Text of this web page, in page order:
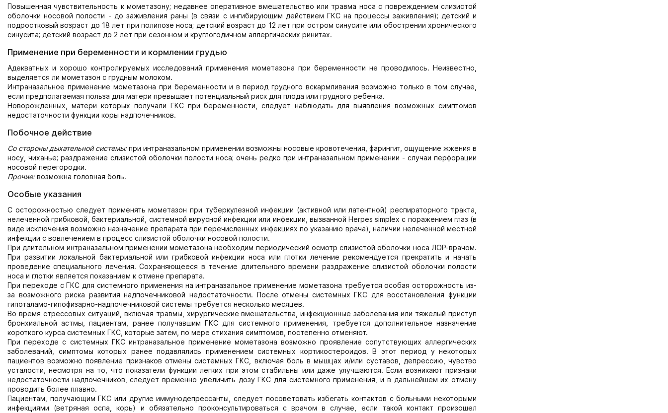
Повышенная чувствительность к мометазону; недавнее оперативное вмешательство или травма носа с повреждением слизистой
оболочки носовой полости - до заживления раны (в связи с ингибирующим действием ГКС на процессы заживления); детский и
подростковый возраст до 18 лет при полипозе носа; детский возраст до 12 лет при остром синусите или обострении хронического
синусита; детский возраст до 2 лет при сезонном и круглогодичном аллергических ринитах.
Применение при беременности и кормлении грудью
Адекватных и хорошо контролируемых исследований применения мометазона при беременности не проводилось. Неизвестно,
выделяется ли мометазон с грудным молоком.
Интраназальное применение мометазона при беременности и в период грудного вскармливания возможно только в том случае,
если предполагаемая польза для матери превышает потенциальный риск для плода или грудного ребенка.
Новорожденных, матери которых получали ГКС при беременности, следует наблюдать для выявления возможных симптомов
недостаточности функции коры надпочечников.
Побочное действие
Со стороны дыхательной системы:при интраназальном применении возможны носовые кровотечения, фарингит, ощущение жжения в
носу, чиханье; раздражение слизистой оболочки полости носа; очень редко при интраназальном применении - случаи перфорации
носовой перегородки.
Прочие:возможна головная боль.
Особые указания
С осторожностью следует применять мометазон при туберкулезной инфекции (активной или латентной) респираторного тракта,
нелеченной грибковой, бактериальной, системной вирусной инфекции или инфекции, вызванной Herpes simplex с поражением глаз (в
виде исключения возможно назначение препарата при перечисленных инфекциях по указанию врача), наличии нелеченной местной
инфекции с вовлечением в процесс слизистой оболочки носовой полости.
При длительном интраназальном применении мометазона необходим периодический осмотр слизистой оболочки носа ЛОР-врачом.
При развитии локальной бактериальной или грибковой инфекции носа или глотки лечение рекомендуется прекратить и начать
проведение специального лечения. Сохраняющееся в течение длительного времени раздражение слизистой оболочки полости
носа и глотки является показанием к отмене препарата.
При переходе с ГКС для системного применения на интраназальное применение мометазона требуется особая осторожность из-
за возможного риска развития надпочечниковой недостаточности. После отмены системных ГКС для восстановления функции
гипоталамо-гипофизарно-надпочечниковой системы требуется несколько месяцев.
Во время стрессовых ситуаций, включая травмы, хирургические вмешательства, инфекционные заболевания или тяжелый приступ
бронхиальной астмы, пациентам, ранее получавшим ГКС для системного применения, требуется дополнительное назначение
короткого курса системных ГКС, которые затем, по мере стихания симптомов, постепенно отменяют.
При переходе с системных ГКС интраназальное применение мометазона возможно проявление сопутствующих аллергических
заболеваний, симптомы которых ранее подавлялись применением системных кортикостероидов. В этот период у некоторых
пациентов возможно появление признаков отмены системных ГКС, включая боль в мышцах и/или суставов, депрессию, чувство
усталости, несмотря на то, что показатели функции легких при этом стабильны или даже улучшаются. Если возникают признаки
недостаточности надпочечников, следует временно увеличить дозу ГКС для системного применения, и в дальнейшем их отмену
проводить более плавно.
Пациентам, получающим ГКС или другие иммунодепрессанты, следует посоветовать избегать контактов с больными некоторыми
инфекциями (ветряная оспа, корь) и обязательно проконсультироваться с врачом в случае, если такой контакт произошел